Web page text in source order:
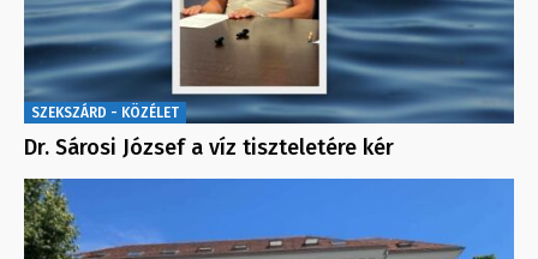
SZEKSZÁRD - KÖZÉLET
Dr. Sárosi József a víz tiszteletére kér